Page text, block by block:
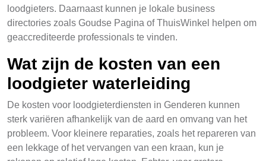
loodgieters. Daarnaast kunnen je lokale business
directories zoals Goudse Pagina of ThuisWinkel helpen om
geaccrediteerde professionals te vinden.
Wat zijn de kosten van een
loodgieter waterleiding
De kosten voor loodgieterdiensten in Genderen kunnen
sterk variëren afhankelijk van de aard en omvang van het
probleem. Voor kleinere reparaties, zoals het repareren van
een lekkage of het vervangen van een kraan, kun je